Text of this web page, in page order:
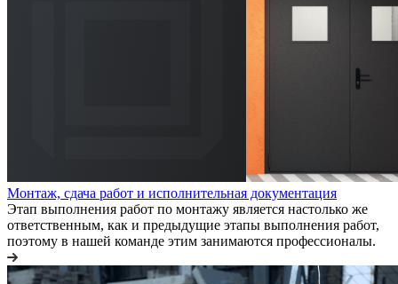
Монтаж, сдача работ и исполнительная документация
Этап выполнения работ по монтажу является настолько же
ответственным, как и предыдущие этапы выполнения работ,
поэтому в нашей команде этим занимаются профессионалы.